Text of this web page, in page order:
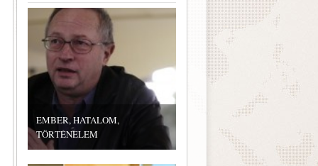
EMBER, HATALOM,
TÖRTÉNELEM